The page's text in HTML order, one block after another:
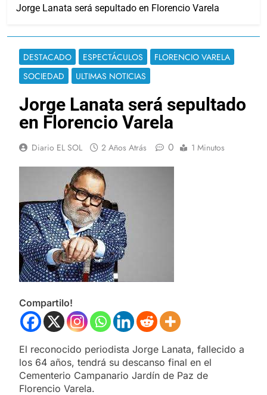
Jorge Lanata será sepultado en Florencio Varela
DESTACADO ESPECTÁCULOS
FLORENCIO VARELA
SOCIEDAD
ULTIMAS NOTICIAS
Jorge Lanata será sepultado
en Florencio Varela
Diario EL SOL 2 Años Atrás 0 1 Minutos
Compartilo!
El reconocido periodista Jorge Lanata, fallecido a
los 64 años, tendrá su descanso final en el
Cementerio Campanario Jardín de Paz de
Florencio Varela.